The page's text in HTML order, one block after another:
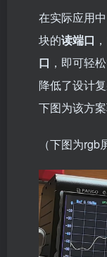
在实际应用
块的读端口
口 ，即可轻
降低了设计
下图为该方
（下图为rgb